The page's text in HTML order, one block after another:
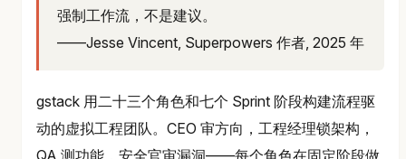
强制工作流，不是建议。
——Jesse Vincent, Superpowers 作者, 2025 年
gstack 用二十三个角色和七个 Sprint 阶段构建流程驱
动的虚拟工程团队。CEO 审方向，工程经理锁架构，